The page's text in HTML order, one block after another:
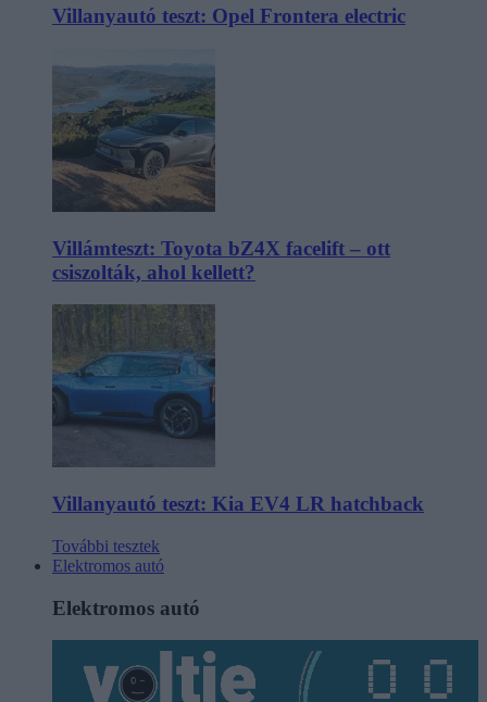
Villanyautó teszt: Opel Frontera electric
Villámteszt: Toyota bZ4X facelift – ott
csiszolták, ahol kellett?
Villanyautó teszt: Kia EV4 LR hatchback
További tesztek
Elektromos autó
Elektromos autó